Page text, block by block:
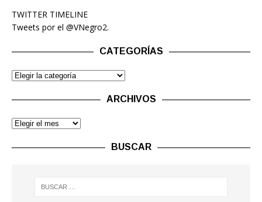
TWITTER TIMELINE
Tweets por el @VNegro2.
CATEGORÍAS
ARCHIVOS
BUSCAR